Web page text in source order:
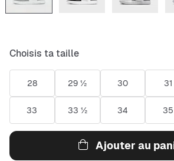
Choisis ta taille
28 29 ½ 30 31
33 33 ½ 34 35
Ajouter au